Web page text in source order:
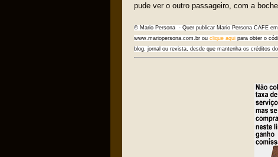
pude ver o outro passageiro, com a
© Mario Persona - Quer publicar Mario Persona CAFE
www.mariopersona.com.br ou clique aqui para obter o
blog, jornal ou revista, desde que mantenha os créditos